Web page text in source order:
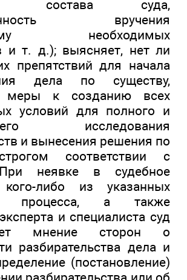
состава суда,
вручения
необходимых
и т. д.); выясняет, нет ли
препятствий для начала
дела по существу,
меры к созданию всех
условий для полного и
исследования
и вынесения решения по
соответствии с
неявке в судебное
кого-либо из указанных
процесса, а также
и специалиста суд
мнение сторон о
разбирательства дела и
(постановление)